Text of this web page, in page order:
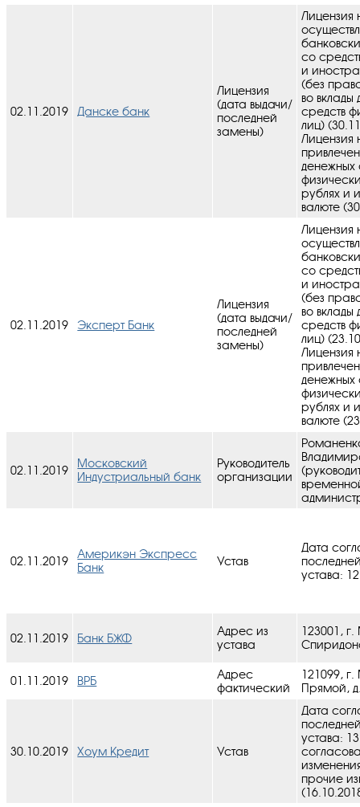
02.11.2019 Данске банк
Лицензия
(дата выдачи/
последней
замены)
Лицензия
со
и
(без
во вклады
средств
лиц)
Лицензия
денежных
рублях и
валюте
02.11.2019 Эксперт Банк
Лицензия
(дата выдачи/
последней
замены)
Лицензия
со
и
(без
во вклады
средств
лиц)
Лицензия
денежных
рублях и
валюте
02.11.2019
Московский
Индустриальный банк
Руководитель
организации
02.11.2019
Америкэн Экспресс
Банк
Устав
Дата
устава:
02.11.2019 Банк БЖФ
Адрес из
устава
123001,
01.11.2019 ВРБ
Адрес
фактический
121099,
Прямой,
30.10.2019 Хоум Кредит Устав
Дата
устава:
прочие